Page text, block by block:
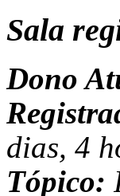
Sala
Dono
dias, 4
Tópico: